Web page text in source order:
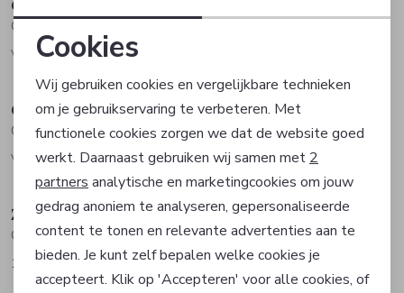
Carl Gross
Colbert pak
Vanaf 299,95
CG-Club of gents
Colbert pak
Vanaf 249,95
Zuitable
Colbert pak
143,94 239,90
Sale
Zuitable
Colbert pak
137,40 229,00
Digel
Colbert pak
Vanaf 161,97
Sale Sale
Personalisatie cookies
Analytische cookies
Marketing cookies
Cookies
Wij gebruiken cookies en vergelijkbare technieken
om je gebruikservaring te verbeteren. Met
functionele cookies zorgen we dat de website goed
werkt. Daarnaast gebruiken wij samen met 2
partners analytische en marketingcookies om jouw
gedrag anoniem te analyseren, gepersonaliseerde
content te tonen en relevante advertenties aan te
bieden. Je kunt zelf bepalen welke cookies je
accepteert. Klik op 'Accepteren' voor alle cookies, of